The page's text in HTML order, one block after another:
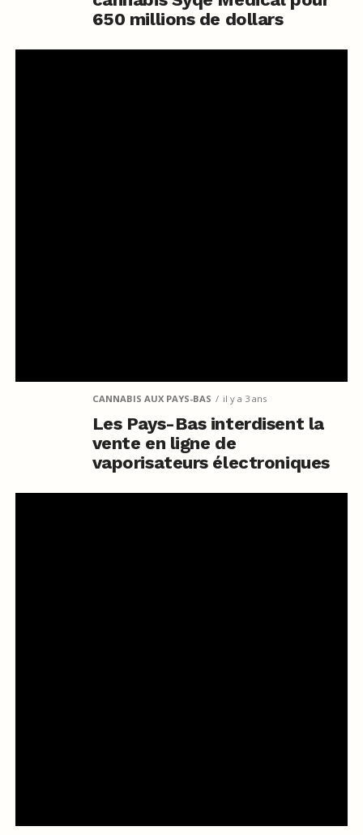
650 millions de dollars
CANNABIS AUX PAYS-BAS il y a 3 ans
Les Pays-Bas interdisent la
vente en ligne de
vaporisateurs électroniques